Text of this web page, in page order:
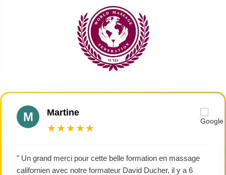
M Martine
★★★★★
" Un grand merci pour cette belle formation en massage
californien avec notre formateur David Ducher, il y a 6